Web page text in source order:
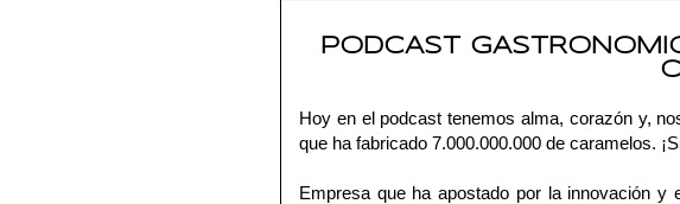
PODCAST
Hoy en el podcast tenemos alma, corazón y,
que ha fabricado 7.000.000.000 de caramelos.
Empresa que ha apostado por la innovación y